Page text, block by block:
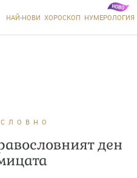
НАЙ-НОВИ ХОРОСКОП НУМЕРОЛОГИЯ
ден